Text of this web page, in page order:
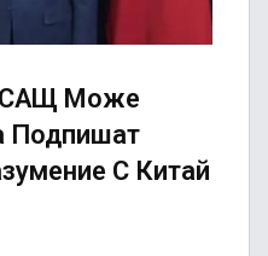
САЩ Може
Подпишат
С Китай